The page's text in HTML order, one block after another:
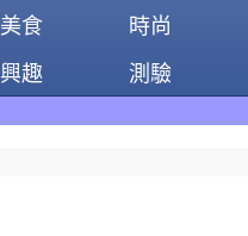
美食 時尚
興趣 測驗